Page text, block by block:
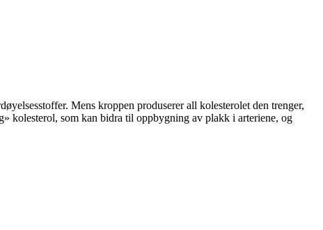
Mens kroppen produserer all kolesterolet den trenger,
kolesterol, som kan bidra til oppbygning av plakk i arteriene, og